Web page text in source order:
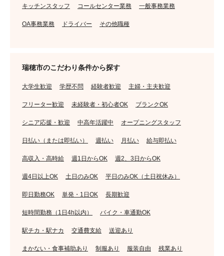
キッチンスタッフ コールセンター業務 一般事務業務
OA事務業務 ドライバー その他職種
瑞穂市のこだわり条件から探す
大学生歓迎 学歴不問 経験者歓迎 主婦・主夫歓迎
フリーター歓迎 未経験者・初心者OK ブランクOK
シニア応援・歓迎 中高年活躍中 オープニングスタッフ
日払い（または即払い） 週払い 月払い 給与即払い
高収入・高時給 週1日からOK 週2、3日からOK
週4日以上OK 土日のみOK 平日のみOK（土日祝休み）
即日勤務OK 単発・1日OK 長期歓迎
短時間勤務（1日4h以内） バイク・車通勤OK
駅チカ・駅ナカ 交通費支給 送迎あり
まかない・食事補助あり 制服あり 服装自由 残業あり